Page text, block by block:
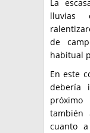
La
lluvias
de
habitual
En este
debería
también
cuanto